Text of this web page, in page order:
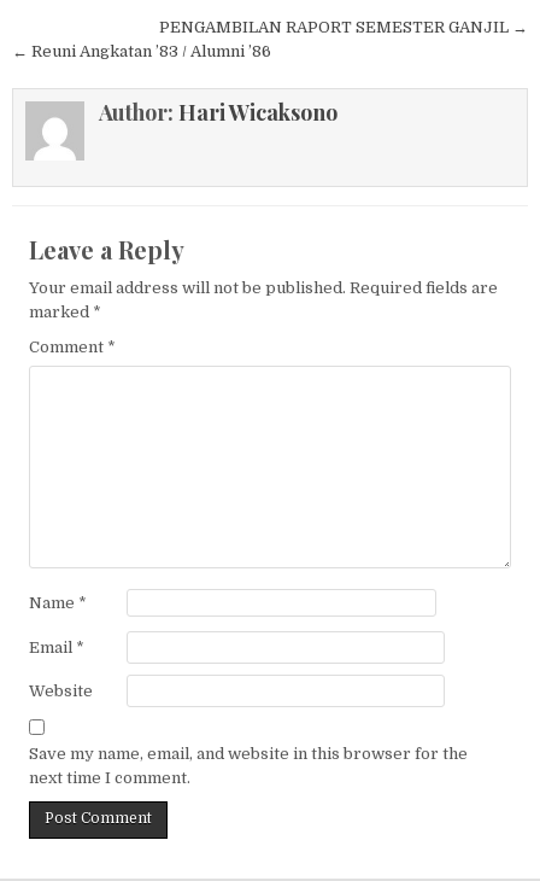
Post navigationPENGAMBILAN RAPORT SEMESTER GANJIL →
← Reuni Angkatan ’83 / Alumni ’86
Author: Hari Wicaksono
Leave a Reply
Your email address will not be published. Required fields are
marked *
Comment *
Name *
Email *
Website
Save my name, email, and website in this browser for the
next time I comment.